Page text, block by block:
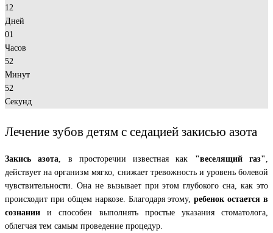
12
Дней
01
Часов
52
Минут
52
Секунд
Лечение зубов детям с седацией закисью азота
Закись азота, в просторечии известная как "веселящий газ",
действует на организм мягко, снижает тревожность и уровень болевой
чувствительности. Она не вызывает при этом глубокого сна, как это
происходит при общем наркозе. Благодаря этому,ребенок остается в
сознании и способен выполнять простые указания стоматолога,
облегчая тем самым проведение процедур.